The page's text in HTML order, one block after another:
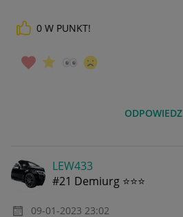
0 W PUNKT!
ODPOWIEDZ
LEW433
#21 Demiurg ⭐⭐⭐
‎09-01-2023 23:02